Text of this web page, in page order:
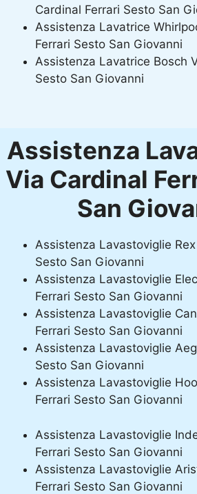
Cardinal Ferrari Sesto San
Assistenza Lavatrice
Ferrari Sesto San Giovanni
Assistenza Lavatrice Bosch
Sesto San Giovanni
Assistenza
Via Cardinal
San
Assistenza Lavastoviglie
Sesto San Giovanni
Assistenza Lavastoviglie
Ferrari Sesto San Giovanni
Assistenza Lavastoviglie
Ferrari Sesto San Giovanni
Assistenza Lavastoviglie
Sesto San Giovanni
Assistenza Lavastoviglie
Ferrari Sesto San Giovanni
Assistenza Lavastoviglie
Ferrari Sesto San Giovanni
Assistenza Lavastoviglie
Ferrari Sesto San Giovanni